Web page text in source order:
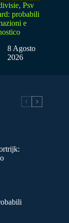
Psv
probabili
e
8 Agosto
2026